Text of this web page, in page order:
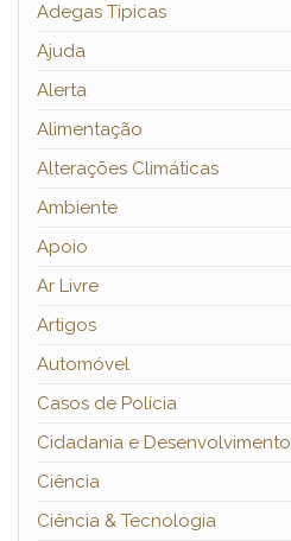
Adegas Típicas
Ajuda
Alerta
Alimentação
Alterações Climáticas
Ambiente
Apoio
Ar Livre
Artigos
Automóvel
Casos de Polícia
Cidadania e Desenvolvimento
Ciência
Ciência & Tecnologia